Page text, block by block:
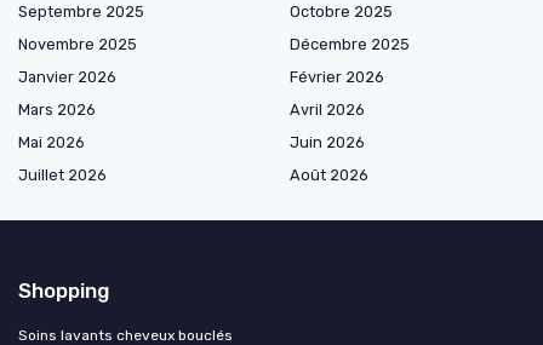
Septembre 2025
Octobre 2025
Novembre 2025
Décembre 2025
Janvier 2026
Février 2026
Mars 2026
Avril 2026
Mai 2026
Juin 2026
Juillet 2026
Août 2026
Shopping
Soins lavants cheveux bouclés